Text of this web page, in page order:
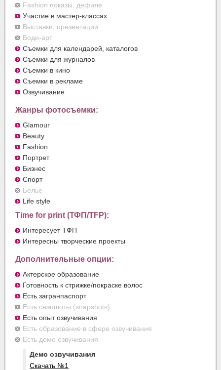
Fashion показы, дефиле
Участие в мастер-классах
Выставки, презентации
Боди-арт
Съемки для календарей, каталогов
Съемки для журналов
Съемки в кино
Съемки в рекламе
Озвучивание
Жанры фотосъемки:
Glamour
Beauty
Fashion
Портрет
Бизнес
Спорт
Белье
Life style
Time for print (ТФП/TFP):
Интересует ТФП
Интересны творческие проекты
Дополнительные опции:
Актерское образование
Готовность к стрижке/покраске волос
Есть загранпаспорт
Есть снэпшоты (snapshots)
Есть опыт озвучивания
Есть образование в сфере озвучивания
Есть демо озвучивания
Демо озвучивания
Скачать №1